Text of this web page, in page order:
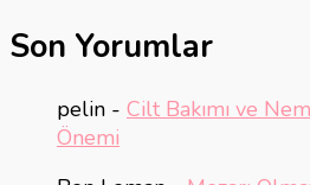
Son Yorumlar
pelin - Cilt Bakımı ve
Önemi